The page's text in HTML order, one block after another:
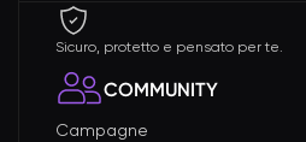
Sicuro, protetto e pensato per te.
COMMUNITY
Campagne